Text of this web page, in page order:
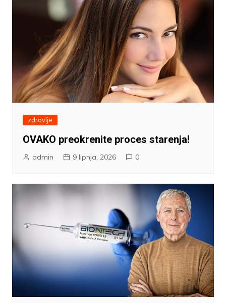
zdravlje
OVAKO preokrenite proces starenja!
admin 9 lipnja, 2026 0